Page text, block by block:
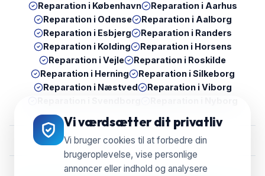
Vi værdsætter dit privatliv
Vi bruger cookies til at forbedre din
brugeroplevelse, vise personlige
annoncer eller indhold og analysere
Reparation i København Reparation i Aarhus
Reparation i Odense Reparation i Aalborg
Reparation i Esbjerg Reparation i Randers
Reparation i Kolding Reparation i Horsens
Reparation iVejle Reparation i Roskilde
Reparation i Herning Reparation i Silkeborg
Reparation i Næstved Reparation i Viborg